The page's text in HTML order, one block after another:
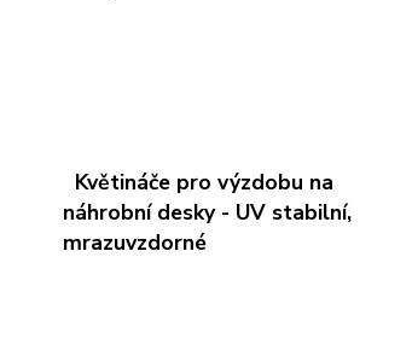
Květináče pro výzdobu na
náhrobní desky - UV stabilní,
mrazuvzdorné